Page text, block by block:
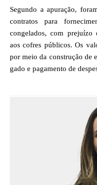
Segundo a apuração,
contratos para
congelados, com
aos cofres públicos. Os
por meio da construção de
gado e pagamento de